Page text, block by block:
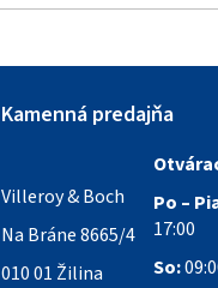
Kamenná predajňa
Villeroy & Boch
Na Bráne 8665/4
010 01 Žilina
Po –
17:00
So: